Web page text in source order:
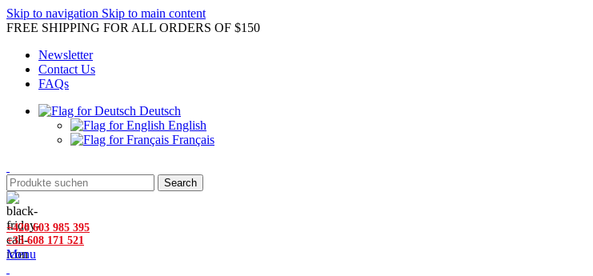
Skip to navigation Skip to main content
FREE SHIPPING FOR ALL ORDERS OF $150
Newsletter
Contact Us
FAQs
Deutsch
English
Français
Search
+420 603 985 395
+33 608 171 521
Menu